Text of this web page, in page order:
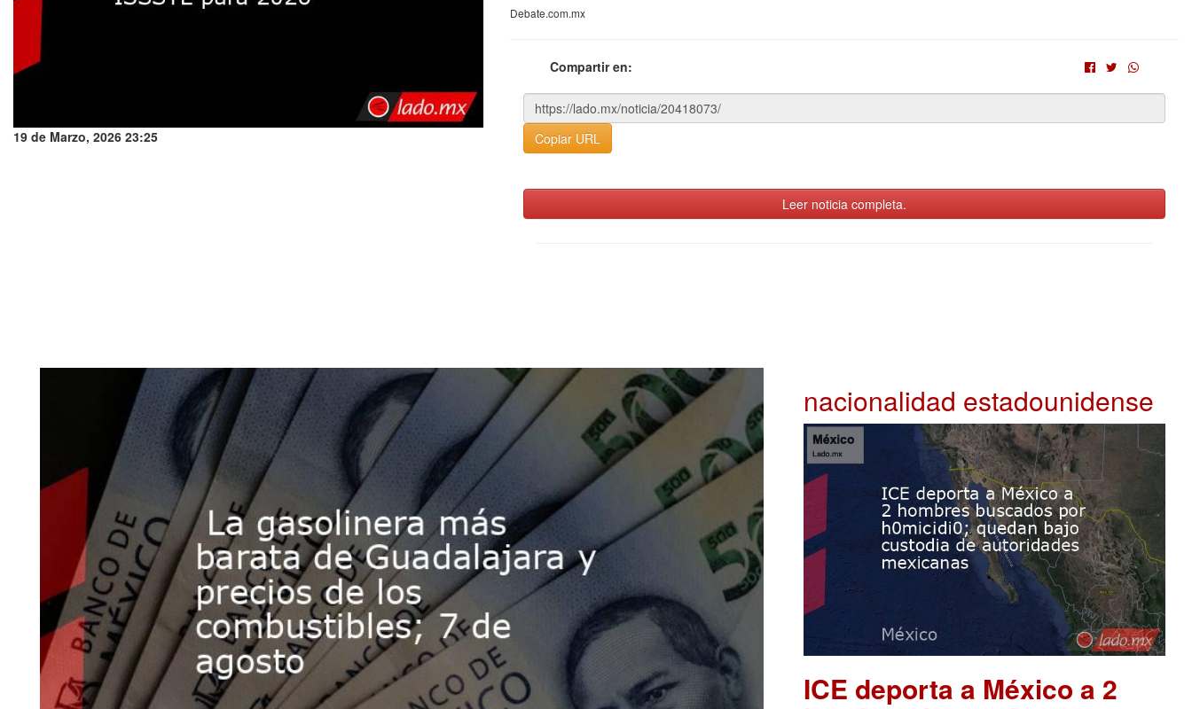
19 de Marzo, 2026 23:25
Debate.com.mx
Compartir en:
Copiar URL
Leer noticia completa.
nacionalidad estadounidense
ICE deporta a México a 2